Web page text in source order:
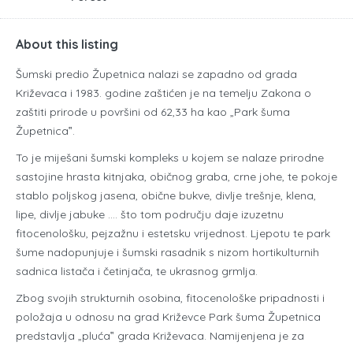
About this listing
Šumski predio Župetnica nalazi se zapadno od grada
Križevaca i 1983. godine zaštićen je na temelju Zakona o
zaštiti prirode u površini od 62,33 ha kao „Park šuma
Župetnica‟.
To je miješani šumski kompleks u kojem se nalaze prirodne
sastojine hrasta kitnjaka, običnog graba, crne johe, te pokoje
stablo poljskog jasena, obične bukve, divlje trešnje, klena,
lipe, divlje jabuke …. što tom području daje izuzetnu
fitocenološku, pejzažnu i estetsku vrijednost. Ljepotu te park
šume nadopunjuje i šumski rasadnik s nizom hortikulturnih
sadnica listača i četinjača, te ukrasnog grmlja.
Zbog svojih strukturnih osobina, fitocenološke pripadnosti i
položaja u odnosu na grad Križevce Park šuma Župetnica
predstavlja „pluća‟ grada Križevaca. Namijenjena je za